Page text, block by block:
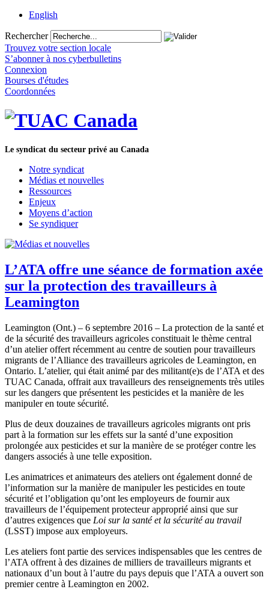
English
Rechercher
Trouvez votre section locale
S’abonner à nos cyberbulletins
Connexion
Bourses d'études
Coordonnées
Le syndicat du secteur privé au Canada
Notre syndicat
Médias et nouvelles
Ressources
Enjeux
Moyens d’action
Se syndiquer
L’ATA offre une séance de formation axée
sur la protection des travailleurs à
Leamington
Leamington (Ont.) – 6 septembre 2016 – La protection de la santé et
de la sécurité des travailleurs agricoles constituait le thème central
d’un atelier offert récemment au centre de soutien pour travailleurs
migrants de l’Alliance des travailleurs agricoles de Leamington, en
Ontario. L’atelier, qui était animé par des militant(e)s de l’ATA et des
TUAC Canada, offrait aux travailleurs des renseignements très utiles
sur les dangers que présentent les pesticides et la manière de les
manipuler en toute sécurité.
Plus de deux douzaines de travailleurs agricoles migrants ont pris
part à la formation sur les effets sur la santé d’une exposition
prolongée aux pesticides et sur la manière de se protéger contre les
dangers associés à une telle exposition.
Les animatrices et animateurs des ateliers ont également donné de
l’information sur la manière de manipuler les pesticides en toute
sécurité et l’obligation qu’ont les employeurs de fournir aux
travailleurs de l’équipement protecteur approprié ainsi que sur
d’autres exigences que Loi sur la santé et la sécurité au travail
(LSST) impose aux employeurs.
Les ateliers font partie des services indispensables que les centres de
l’ATA offrent à des dizaines de milliers de travailleurs migrants et
nationaux d’un bout à l’autre du pays depuis que l’ATA a ouvert son
premier centre à Leamington en 2002.